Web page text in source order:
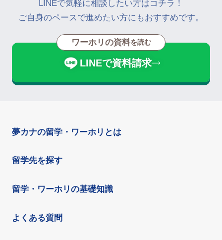
LINEで気軽に相談したい方はコチラ！
ご自身のペースで進めたい方にもおすすめです。
ワーホリの資料を読む
LINEで資料請求
夢カナの留学・ワーホリとは
留学先を探す
留学・ワーホリの基礎知識
よくある質問